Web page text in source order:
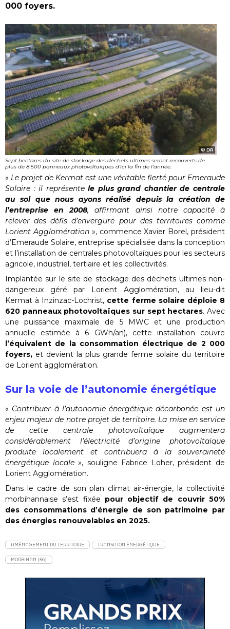
000 foyers.
DR
Sept hectares du site de stockage des déchets ultimes seront recouverts de
plus de 8 500 panneaux photovoltaïques d’ici la fin de l’année.
« Le projet de Kermat est une véritable fierté pour Emeraude
Solaire : il représentele plus grand chantier de centrale
au sol que nous ayons réalisé depuis la création de
l’entreprise en 2008, affirmant ainsi notre capacité à
relever des défis d’envergure pour des territoires comme
Lorient Agglomération», commence Xavier Borel, président
d’Emeraude Solaire, entreprise spécialisée dans la conception
et l’installation de centrales photovoltaïques pour les secteurs
agricole, industriel, tertiaire et les collectivités.
Implantée sur le site de stockage des déchets ultimes non-
dangereux géré par Lorient Agglomération, au lieu-dit
Kermat à Inzinzac-Lochrist, cette ferme solaire déploie 8
620 panneaux photovoltaïques sur sept hectares. Avec
une puissance maximale de 5 MWC et une production
annuelle estimée à 6 GWh/an), cette installation couvre
l’équivalent de la consommation électrique de 2 000
foyers, et devient la plus grande ferme solaire du territoire
de Lorient agglomération.
Sur la voie de l’autonomie énergétique
« Contribuer à l’autonomie énergétique décarbonée est un
enjeu majeur de notre projet de territoire. La mise en service
de cette centrale photovoltaïque augmentera
considérablement l’électricité d’origine photovoltaïque
produite localement et contribuera à la souveraineté
énergétique locale», souligne Fabrice Loher, président de
Lorient Agglomération.
Dans le cadre de son plan climat air-énergie, la collectivité
morbihannaise s’est fixée pour objectif de couvrir 50%
des consommations d’énergie de son patrimoine par
des énergies renouvelables en 2025.
AMÉNAGEMENT DU TERRITOIRE TRANSITION ÉNERGÉTIQUE
MORBIHAN (56)